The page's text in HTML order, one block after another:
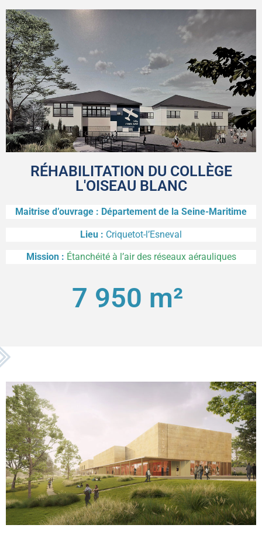
RÉHABILITATION DU COLLÈGE
L'OISEAU BLANC
Maitrise d’ouvrage : Département de la Seine-Maritime
Lieu : Criquetot-l’Esneval
Mission : Étanchéité à l’air des réseaux aérauliques
7 950 m²